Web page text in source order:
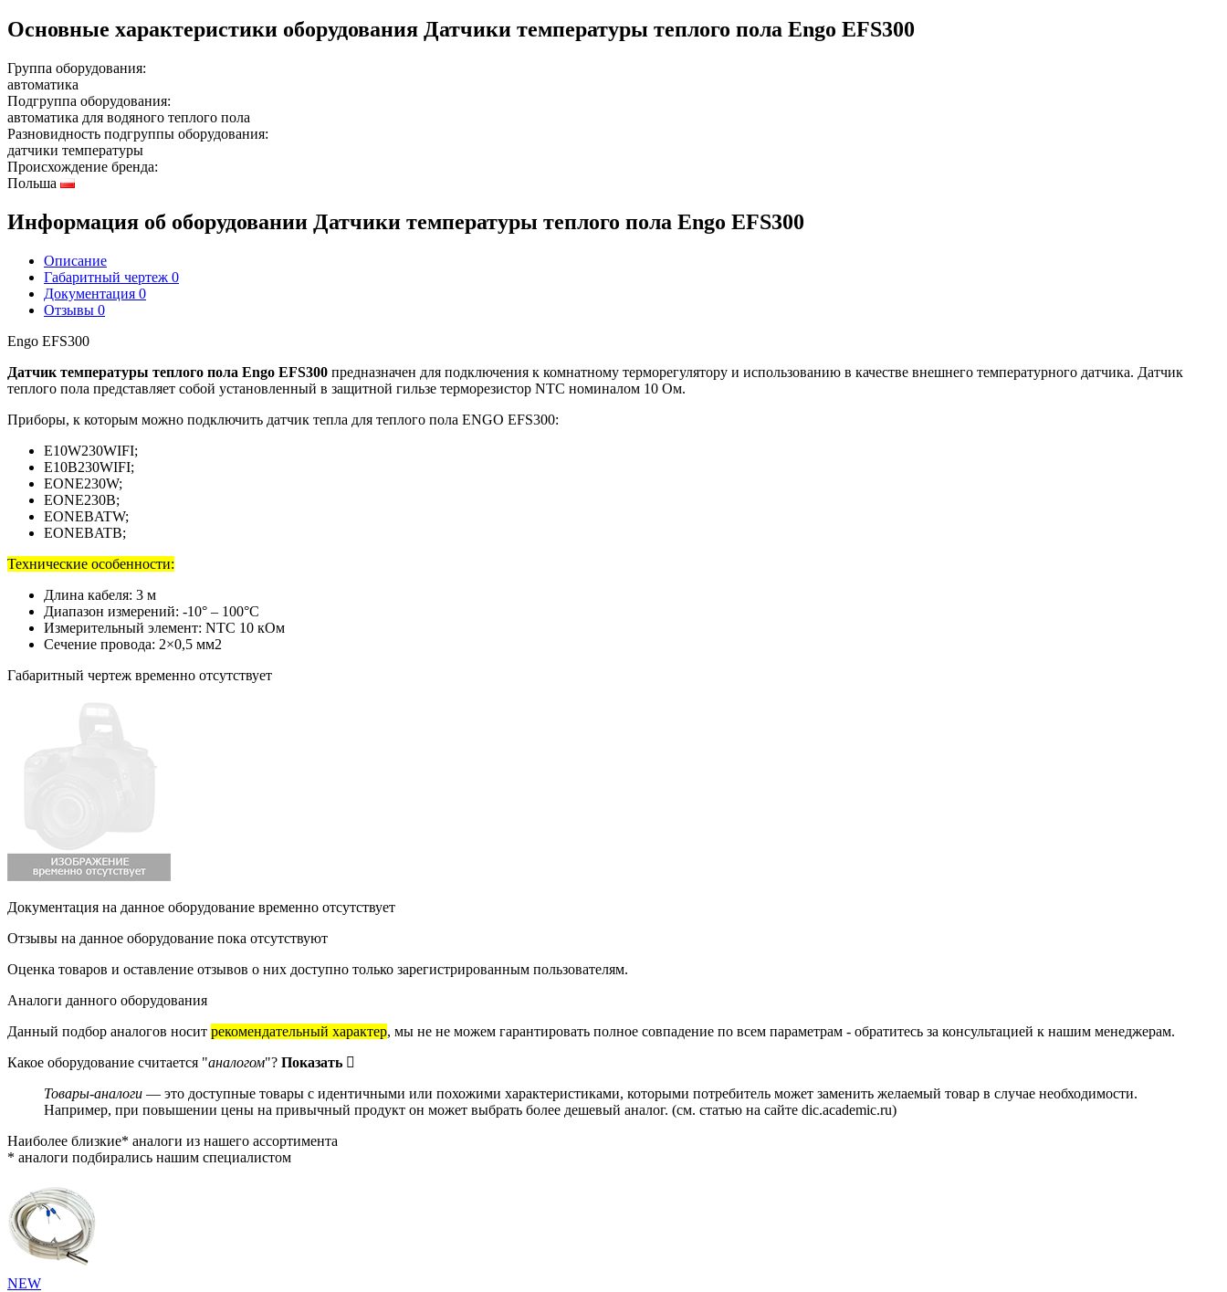
Основные характеристики оборудования Датчики температуры теплого пола Engo EFS300
Группа оборудования:
автоматика
Подгруппа оборудования:
автоматика для водяного теплого пола
Разновидность подгруппы оборудования:
датчики температуры
Происхождение бренда:
Польша
Информация об оборудовании Датчики температуры теплого пола Engo EFS300
Описание
Габаритный чертеж 0
Документация 0
Отзывы 0
Engo EFS300
Датчик температуры теплого пола Engo EFS300 предназначен для подключения к комнатному терморегулятору и использованию в качестве внешнего температурного датчика. Датчик
теплого пола представляет собой установленный в защитной гильзе терморезистор NTC номиналом 10 Ом.
Приборы, к которым можно подключить датчик тепла для теплого пола ENGO EFS300:
E10W230WIFI;
E10B230WIFI;
EONE230W;
EONE230B;
EONEBATW;
EONEBATB;
Технические особенности:
Длина кабеля: 3 м
Диапазон измерений: -10° – 100°C
Измерительный элемент: NTC 10 кОм
Сечение провода: 2×0,5 мм2
Габаритный чертеж временно отсутствует
Документация на данное оборудование временно отсутствует
Отзывы на данное оборудование пока отсутствуют
Оценка товаров и оставление отзывов о них доступно только зарегистрированным пользователям.
Аналоги данного оборудования
Данный подбор аналогов носит рекомендательный характер, мы не не можем гарантировать полное совпадение по всем параметрам - обратитесь за консультацией к нашим менеджерам.
Какое оборудование считается "аналогом"? Показать
Товары-аналоги — это доступные товары с идентичными или похожими характеристиками, которыми потребитель может заменить желаемый товар в случае необходимости.
Например, при повышении цены на привычный продукт он может выбрать более дешевый аналог. (см. статью на сайте dic.academic.ru)
Наиболее близкие* аналоги из нашего ассортимента
* аналоги подбирались нашим специалистом
NEW